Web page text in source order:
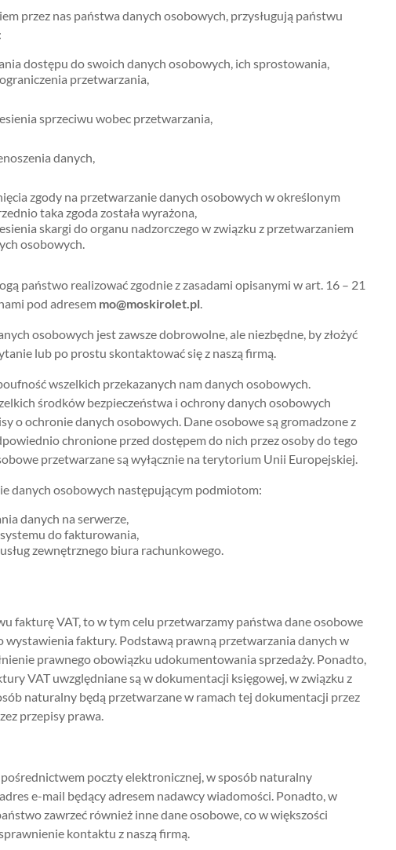
przez nas państwa danych osobowych, przysługują państwu
dostępu do swoich danych osobowych, ich sprostowania,
przetwarzania,
sprzeciwu wobec przetwarzania,
danych,
zgody na przetwarzanie danych osobowych w określonym
taka zgoda została wyrażona,
skargi do organu nadzorczego w związku z przetwarzaniem
osobowych.
państwo realizować zgodnie z zasadami opisanymi w art. 16 – 21
pod adresem mo@moskirolet.pl.
osobowych jest zawsze dobrowolne, ale niezbędne, by złożyć
lub po prostu skontaktować się z naszą firmą.
wszelkich przekazanych nam danych osobowych.
środków bezpieczeństwa i ochrony danych osobowych
o ochronie danych osobowych. Dane osobowe są gromadzone z
chronione przed dostępem do nich przez osoby do tego
przetwarzane są wyłącznie na terytorium Unii Europejskiej.
danych osobowych następującym podmiotom:
danych na serwerze,
do fakturowania,
zewnętrznego biura rachunkowego.
fakturę VAT, to w tym celu przetwarzamy państwa dane osobowe
wystawienia faktury. Podstawą prawną przetwarzania danych w
prawnego obowiązku udokumentowania sprzedaży. Ponadto,
VAT uwzględniane są w dokumentacji księgowej, w związku z
naturalny będą przetwarzane w ramach tej dokumentacji przez
przepisy prawa.
poczty elektronicznej, w sposób naturalny
e-mail będący adresem nadawcy wiadomości. Ponadto, w
zawrzeć również inne dane osobowe, co w większości
kontaktu z naszą firmą.